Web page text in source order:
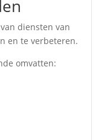
diensten van
en te verbeteren.
omvatten: